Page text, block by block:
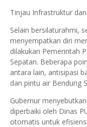
​Tinjau Infrastruktur
​Selain bersilaturahmi,
menyempatkan diri
dilakukan Pemerintah
Sepatan. Beberapa
antara lain, antisipasi
dan pintu air Bendung
Gubernur
diperbaiki oleh Dinas
otomatis untuk